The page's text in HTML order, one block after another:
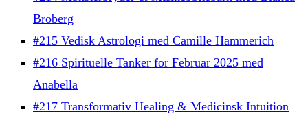
Broberg
#215 Vedisk Astrologi med Camille Hammerich
#216 Spirituelle Tanker for Februar 2025 med
Anabella
#217 Transformativ Healing & Medicinsk Intuition